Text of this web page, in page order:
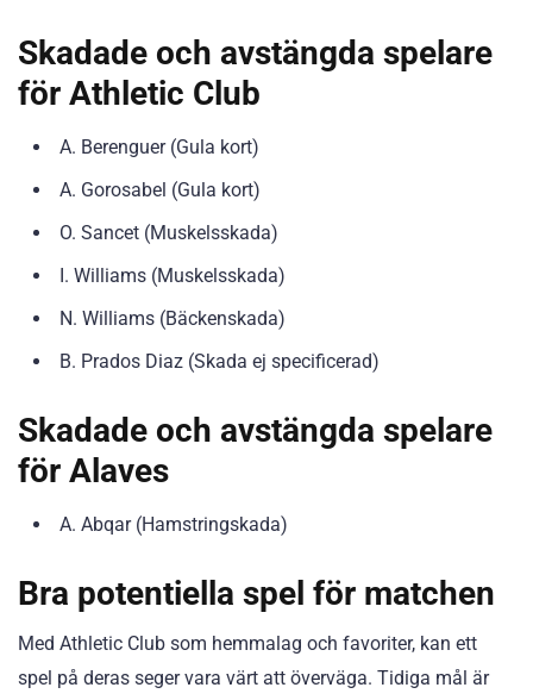
Skadade och avstängda spelare
för Athletic Club
A. Berenguer (Gula kort)
A. Gorosabel (Gula kort)
O. Sancet (Muskelsskada)
I. Williams (Muskelsskada)
N. Williams (Bäckenskada)
B. Prados Diaz (Skada ej specificerad)
Skadade och avstängda spelare
för Alaves
A. Abqar (Hamstringskada)
Bra potentiella spel för matchen
Med Athletic Club som hemmalag och favoriter, kan ett
spel på deras seger vara värt att överväga. Tidiga mål är